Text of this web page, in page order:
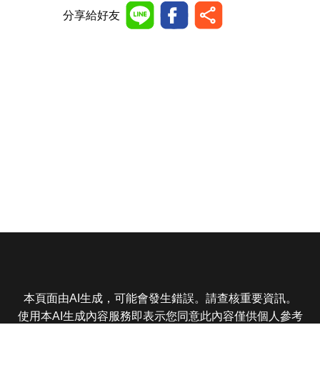
分享給好友
本頁面由AI生成，可能會發生錯誤。請查核重要資訊。
使用本AI生成內容服務即表示您同意此內容僅供個人參考